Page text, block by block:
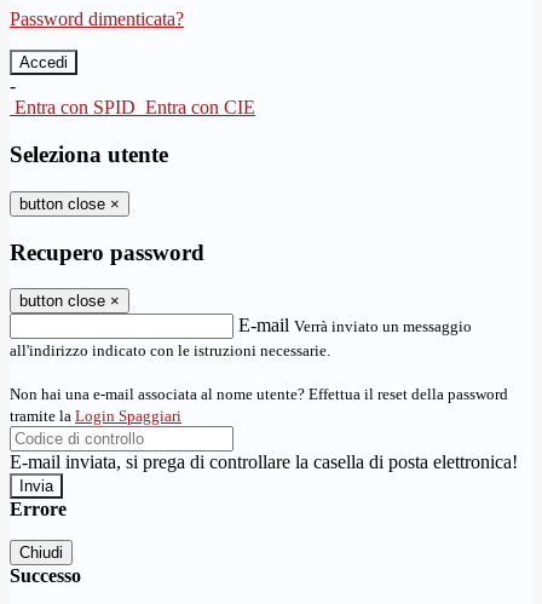
Password dimenticata?
-
Entra con SPID Entra con CIE
Seleziona utente
button close ×
Recupero password
button close ×
E-mail Verrà inviato un messaggio
all'indirizzo indicato con le istruzioni necessarie.
Non hai una e-mail associata al nome utente? Effettua il reset della password
tramite la Login Spaggiari
E-mail inviata, si prega di controllare la casella di posta elettronica!
Errore
Chiudi
Successo